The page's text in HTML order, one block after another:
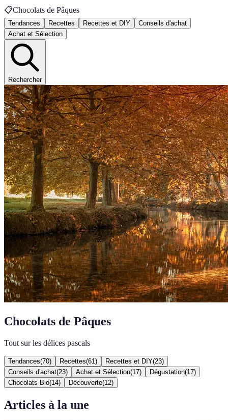
📋Chocolats de Pâques
Tendances Recettes Recettes et DIY
Conseils d'achat
Achat et Sélection
Rechercher
Chocolats de Pâques
Tout sur les délices pascals
Tendances(70) Recettes(61 ) Recettes et DIY(23)
Conseils d'achat(23) Achat et Sélection(17) Dégustation(17)
Chocolats Bio(14) Découverte(12)
Articles à la une